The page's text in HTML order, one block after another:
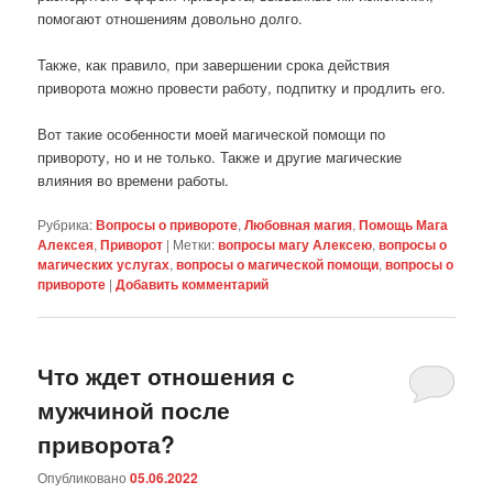
помогают отношениям довольно долго.
Также, как правило, при завершении срока действия
приворота можно провести работу, подпитку и продлить его.
Вот такие особенности моей магической помощи по
привороту, но и не только. Также и другие магические
влияния во времени работы.
Рубрика:Вопросы о привороте,Любовная магия,Помощь Мага
Алексея,Приворот | Метки:вопросы магу Алексею,вопросы о
магических услугах,вопросы о магической помощи,вопросы о
привороте |Добавить комментарий
Что ждет отношения с
мужчиной после
приворота?
Опубликовано05.06.2022